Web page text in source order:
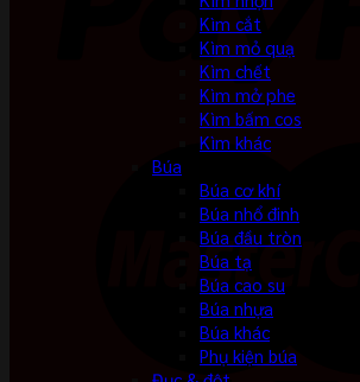
Kìm cắt
Kìm mỏ quạ
Kìm chết
Kìm mở phe
Kìm bấm cos
Kìm khác
Búa
Búa cơ khí
Búa nhổ đinh
Búa đầu tròn
Búa tạ
Búa cao su
Búa nhựa
Búa khác
Phụ kiện búa